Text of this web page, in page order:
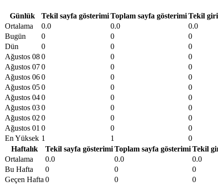
Günlük Tekil sayfa gösterimiToplam sayfa gösterimiTekil
Ortalama
0.0 0.0
0.0
Bugün
0 0
0
Dün
0 0
0
Ağustos 080 0
0
Ağustos 070 0
0
Ağustos 060 0
0
Ağustos 050 0
0
Ağustos 040 0
0
Ağustos 030 0
0
Ağustos 02 0 0
0
Ağustos 01 0 0
0
En Yüksek 1 1
0
Haftalık
Tekil sayfa gösterimiToplam sayfa gösterimiTekil
Ortalama
0.0 0.0
0.0
Bu Hafta
0 0
0
Geçen Hafta 0 0
0